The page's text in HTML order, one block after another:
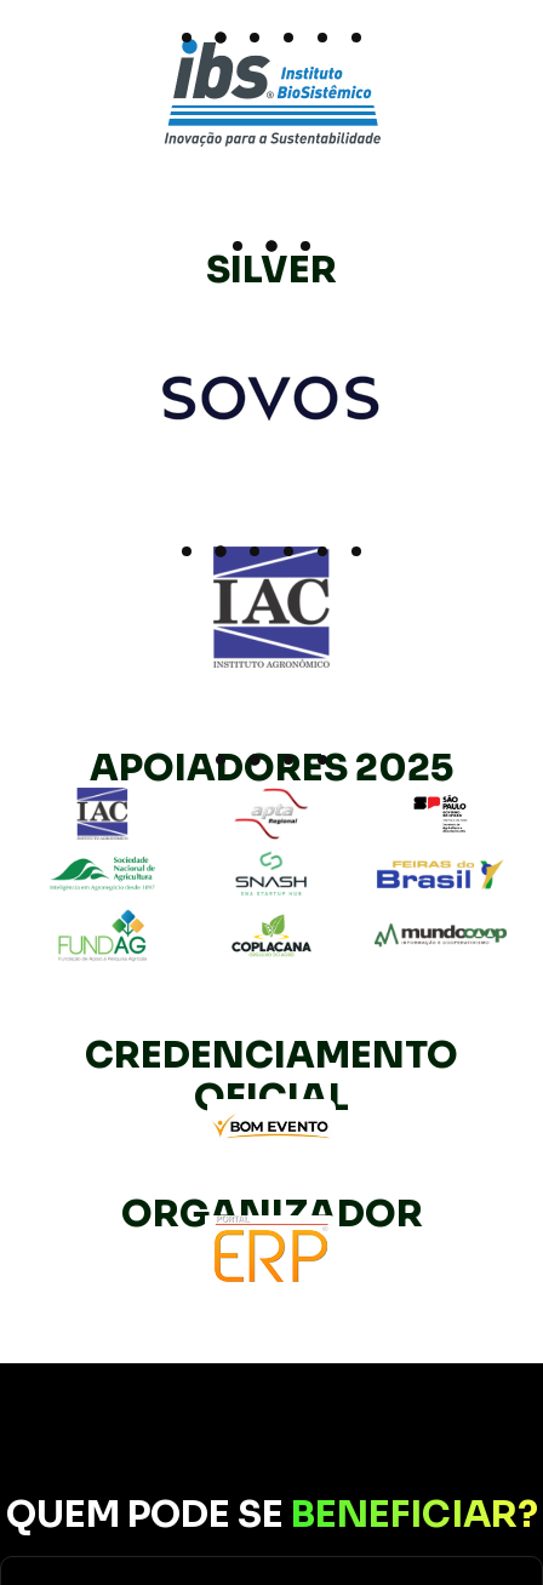
SILVER
APOIADORES 2025
CREDENCIAMENTO
OFICIAL
ORGANIZADOR
QUEM PODE SE BENEFICIAR?